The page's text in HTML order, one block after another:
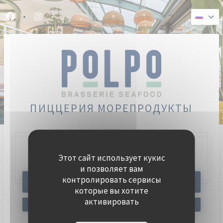
Панель управления cookies
Этот сайт использует кукис
и позволяет вам
контролировать сервисы
которые вы хотите
активировать
Facebook ((открывается в новом окне))
Instagram ((открывается в новом окне))
ПИЦЦЕРИЯ МОРЕПРОДУКТЫ
47, Quai Charles Pasqua,92300 Levallois-Perret
ЗАБРОНИРОВАТЬ СТОЛИК